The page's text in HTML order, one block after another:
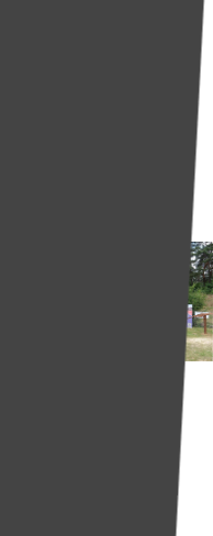
и урны. Теперь
и кинологи
питомцем
пакетика
по созданию
собак.
оборудованная
придумал
гран-при шоу